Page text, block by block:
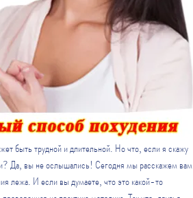
быть трудной и длительной. Но что, если я скажу
Да, вы не ослышались! Сегодня мы расскажем вам
лежа. И если вы думаете, что это какой-то